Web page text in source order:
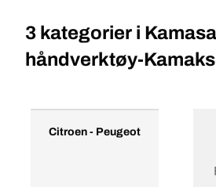
3 kategorier i Kamasa
håndverktøy-
Citroen - Peugeot